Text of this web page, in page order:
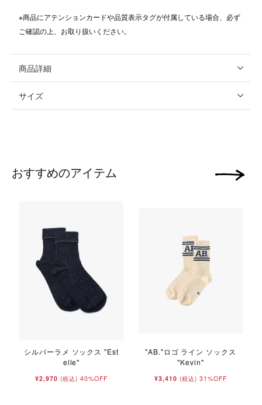
※商品にアテンションカードや品質表示タグが付属している場合、必ず
ご確認の上、お取り扱いください。
商品詳細
サイズ
おすすめのアイテム
シルバーラメ ソックス "Est
elle"
¥2,970 (税込) 40%OFF
"AB."ロゴ ライン ソックス
"Kevin"
¥3,410 (税込) 31%OFF
次の画像